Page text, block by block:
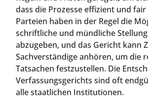
dass die Prozesse effizient und
Parteien haben in der Regel die
schriftliche und mündliche
abzugeben, und das Gericht kann
Sachverständige anhören, um die
Tatsachen festzustellen. Die
Verfassungsgerichts sind oft
alle staatlichen Institutionen.